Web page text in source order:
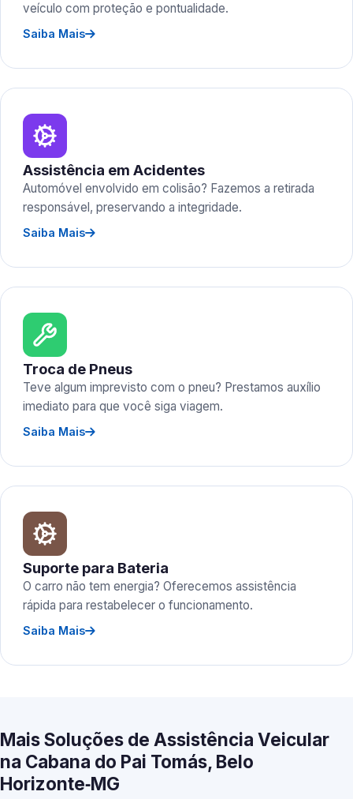
veículo com proteção e pontualidade.
Saiba Mais
Assistência em Acidentes
Automóvel envolvido em colisão? Fazemos a retirada
responsável, preservando a integridade.
Saiba Mais
Troca de Pneus
Teve algum imprevisto com o pneu? Prestamos auxílio
imediato para que você siga viagem.
Saiba Mais
Suporte para Bateria
O carro não tem energia? Oferecemos assistência
rápida para restabelecer o funcionamento.
Saiba Mais
Mais Soluções de Assistência Veicular
na Cabana do Pai Tomás, Belo
Horizonte‑MG